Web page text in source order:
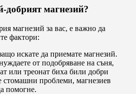
добрият магнезий?
магнезий за вас, е важно да
фактори:
искате да приемате магнезий.
от подобряване на съня,
или треонат биха били добри
стомашни проблеми, магнезиев
помогне.